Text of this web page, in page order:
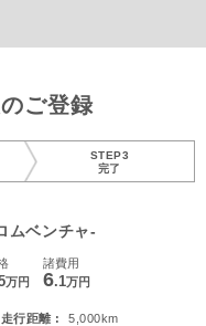
ご登録
STEP3
完了
ムベンチャ-
万円
諸費用
6.1万円
走行距離 :
5,000km